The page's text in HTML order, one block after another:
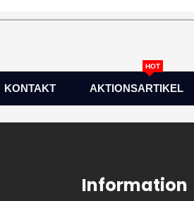
KONTAKT AKTIONSARTIKEL
HOT
Information